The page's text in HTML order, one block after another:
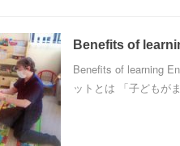
Benefits of
Benefits of learning
ットとは 「子どもが